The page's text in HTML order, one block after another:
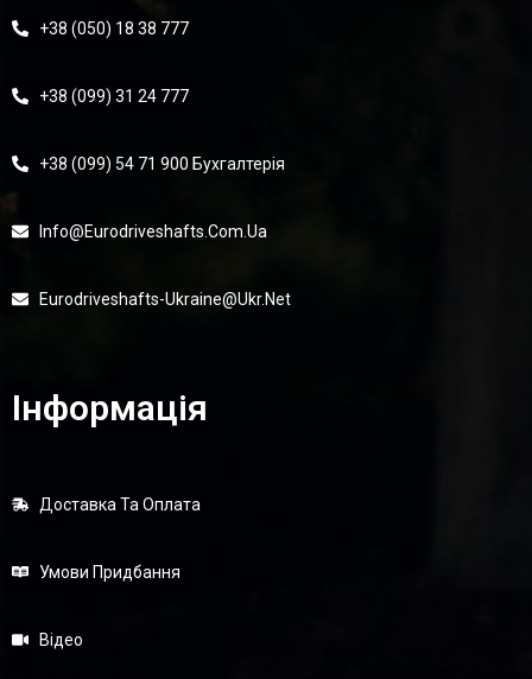
+38 (050) 18 38 777
+38 (099) 31 24 777
+38 (099) 54 71 900 Бухгалтерія
Info@eurodriveshafts.com.ua
Eurodriveshafts-Ukraine@ukr.net
Інформація
Доставка Та Оплата
Умови Придбання
Відео